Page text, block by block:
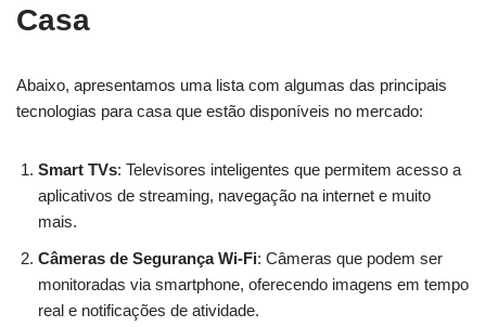
Casa
Abaixo, apresentamos uma lista com algumas das principais
tecnologias para casa que estão disponíveis no mercado:
Smart TVs: Televisores inteligentes que permitem acesso a
aplicativos de streaming, navegação na internet e muito
mais.
Câmeras de Segurança Wi-Fi: Câmeras que podem ser
monitoradas via smartphone, oferecendo imagens em tempo
real e notificações de atividade.